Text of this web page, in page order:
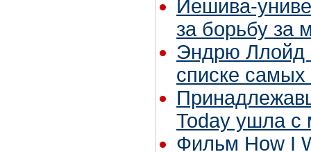
Иешива-
за борьбу за
Эндрю Ллойд
списке самых
Today ушла с
Фильм How I